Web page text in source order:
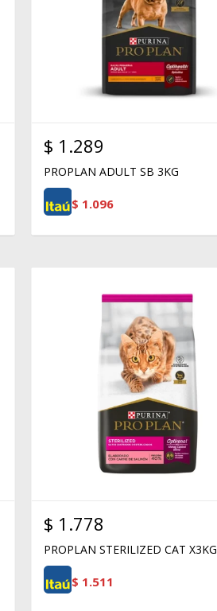
$ 1.289
PROPLAN ADULT SB 3KG
$ 1.096
$ 1.778
PROPLAN STERILIZED CAT X3KG
$ 1.511